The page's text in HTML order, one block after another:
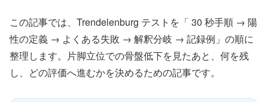
この記事では、Trendelenburg テストを「 30 秒手順 → 陽
性の定義 → よくある失敗 → 解釈分岐 → 記録例」の順に
整理します。片脚立位での骨盤低下を見たあと、何を残
し、どの評価へ進むかを決めるための記事です。